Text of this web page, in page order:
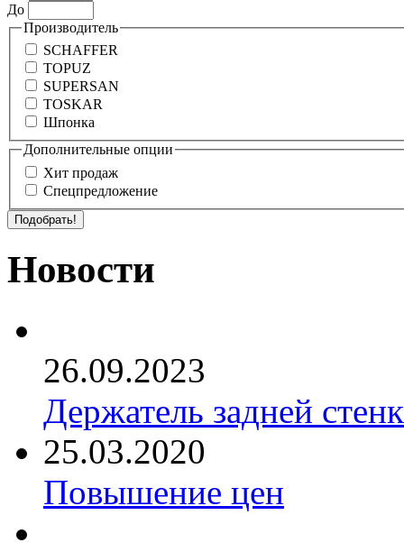
До
Производитель
SCHAFFER
TOPUZ
SUPERSAN
TOSKAR
Шпонка
Дополнительные опции
Хит продаж
Спецпредложение
Новости
26.09.2023
Держатель задней
25.03.2020
Повышение цен